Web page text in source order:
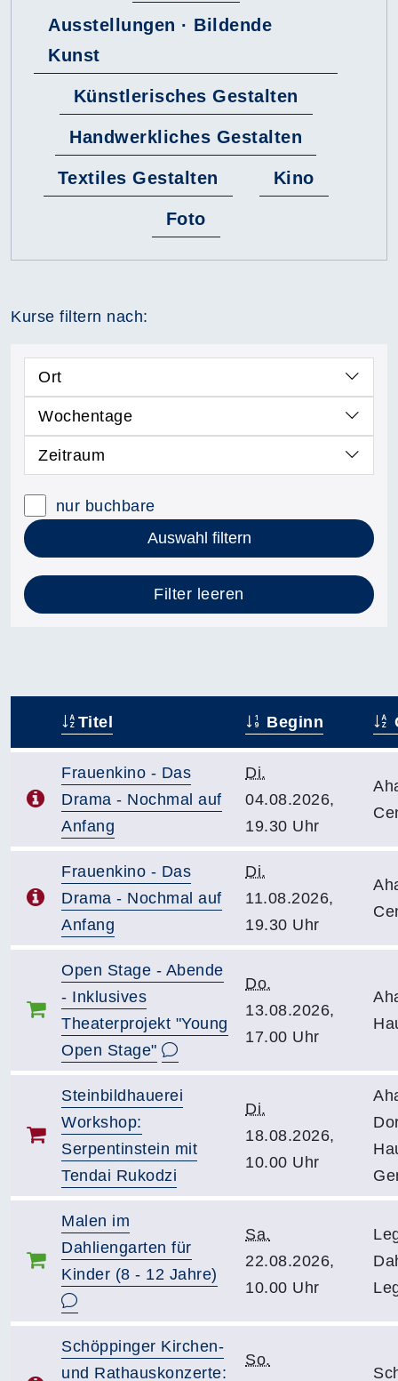
Ausstellungen · Bildende
Kunst
Künstlerisches Gestalten
Handwerkliches Gestalten
Textiles Gestalten Kino
Foto
Kurse filtern nach:
Ort
Wochentage
Zeitraum
nur buchbare
Auswahl filtern
Filter leeren
Titel Beginn
Frauenkino - Das
Drama - Nochmal auf
Anfang
Di.
04.08.2026,
19.30 Uhr
Frauenkino - Das
Drama - Nochmal auf
Anfang
Di.
11.08.2026,
19.30 Uhr
Open Stage - Abende
- Inklusives
Theaterprojekt "Young
Open Stage"
Do.
13.08.2026,
17.00 Uhr
Steinbildhauerei
Workshop:
Serpentinstein mit
Tendai Rukodzi
Di.
18.08.2026,
10.00 Uhr
Malen im
Dahliengarten für
Kinder (8 - 12 Jahre)
Sa.
22.08.2026,
10.00 Uhr
Schöppinger Kirchen-
und Rathauskonzerte:
So.